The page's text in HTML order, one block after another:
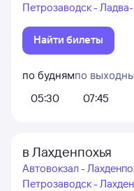
Петрозаводск -
Найти билеты
по будням
05:30
по
07:45
в Лахденпохья
Автовокзал -
Петрозаводск -